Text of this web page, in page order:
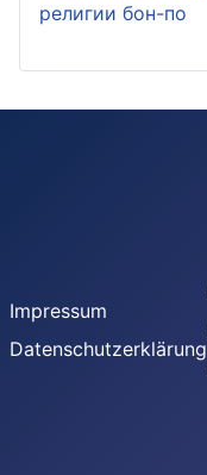
религии бон-по
Impressum
Datenschutzerklärung